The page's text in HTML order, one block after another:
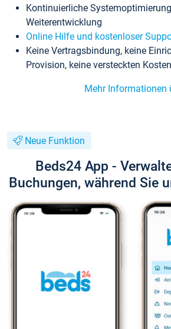
Kontinuierliche
Weiterentwicklung
Online Hilfe und kostenloser
Keine Vertragsbindung, keine
Provision, keine versteckten Kosten
Mehr Informationen
Neue Funktion
Beds24 App -
Buchungen, während Sie